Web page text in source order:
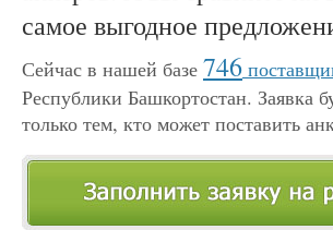
самое выгодное
Сейчас в нашей базе 746
Республики Башкортостан. Заявка
только тем, кто может поставить